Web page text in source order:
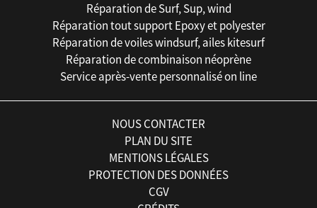
Réparation de Surf, Sup, wind
Réparation tout support Epoxy et polyester
Réparation de voiles windsurf, ailes kitesurf
Réparation de combinaison néoprène
Service après-vente personnalisé on line
NOUS CONTACTER
PLAN DU SITE
MENTIONS LÉGALES
PROTECTION DES DONNÉES
CGV